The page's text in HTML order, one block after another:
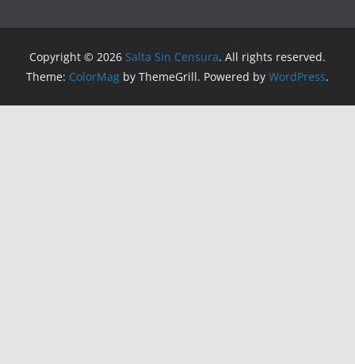
Copyright © 2026 Salta Sin Censura. All rights reserved.
Theme: ColorMag by ThemeGrill. Powered by WordPress.